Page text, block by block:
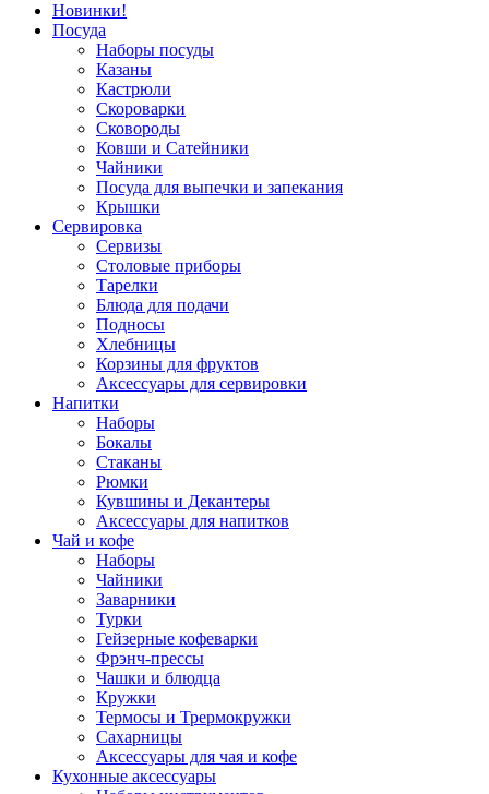
Новинки!
Посуда
Наборы посуды
Казаны
Кастрюли
Скороварки
Сковороды
Ковши и Сатейники
Чайники
Посуда для выпечки и запекания
Крышки
Сервировка
Сервизы
Столовые приборы
Тарелки
Блюда для подачи
Подносы
Хлебницы
Корзины для фруктов
Аксессуары для сервировки
Напитки
Наборы
Бокалы
Стаканы
Рюмки
Кувшины и Декантеры
Аксессуары для напитков
Чай и кофе
Наборы
Чайники
Заварники
Турки
Гейзерные кофеварки
Фрэнч-прессы
Чашки и блюдца
Кружки
Термосы и Трермокружки
Сахарницы
Аксессуары для чая и кофе
Кухонные аксессуары